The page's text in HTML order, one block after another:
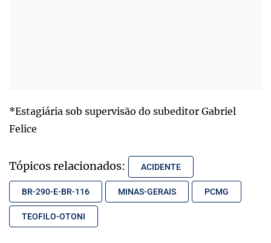
*Estagiária sob supervisão do subeditor Gabriel
Felice
Tópicos relacionados: ACIDENTE
BR-290-E-BR-116 MINAS-GERAIS PCMG
TEOFILO-OTONI